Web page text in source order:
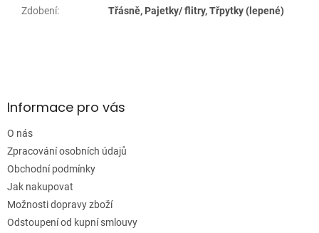
Zdobení: Třásně, Pajetky/ flitry, Třpytky (lepené)
aInformace pro vás
O nás
Zpracování osobních údajů
Obchodní podmínky
Jak nakupovat
Možnosti dopravy zboží
Odstoupení od kupní smlouvy